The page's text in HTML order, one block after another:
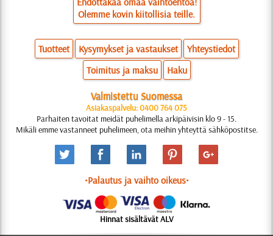
Olemme kovin kiitollisia teille.
Tuotteet Kysymykset ja vastaukset
Yhteystiedot
Toimitus ja maksu
Haku
Valmistettu Suomessa
Asiakaspalvelu: 0400 764 075
Parhaiten tavoitat meidät puhelimella arkipäivisin klo 9 - 15.
Mikäli emme vastanneet puhelimeen, ota meihin yhteyttä sähköpostitse.
•Palautus ja vaihto oikeus•
Hinnat sisältävät ALV